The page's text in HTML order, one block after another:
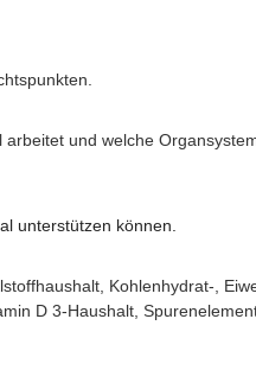
und welche
unterstützen können.
Kohlenhydrat-,
D 3-Haushalt,